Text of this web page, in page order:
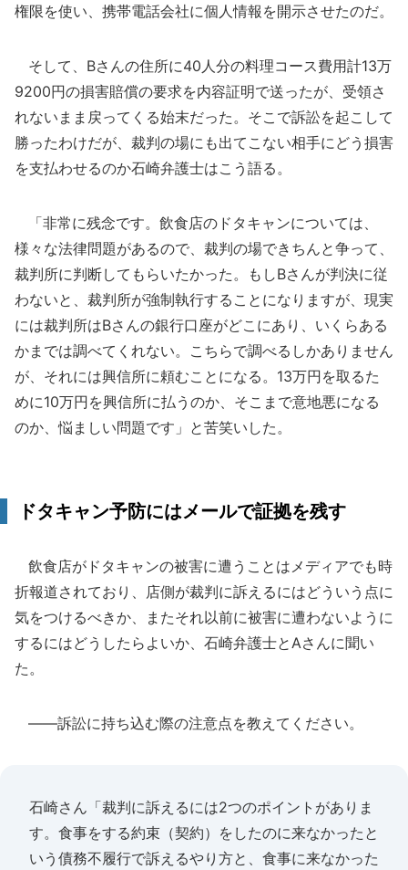
権限を使い、携帯電話会社に個人情報を開示させたのだ。
そして、Bさんの住所に40人分の料理コース費用計13万
9200円の損害賠償の要求を内容証明で送ったが、受領さ
れないまま戻ってくる始末だった。そこで訴訟を起こして
勝ったわけだが、裁判の場にも出てこない相手にどう損害
を支払わせるのか石崎弁護士はこう語る。
「非常に残念です。飲食店のドタキャンについては、
様々な法律問題があるので、裁判の場できちんと争って、
裁判所に判断してもらいたかった。もしBさんが判決に従
わないと、裁判所が強制執行することになりますが、現実
には裁判所はBさんの銀行口座がどこにあり、いくらある
かまでは調べてくれない。こちらで調べるしかありません
が、それには興信所に頼むことになる。13万円を取るた
めに10万円を興信所に払うのか、そこまで意地悪になる
のか、悩ましい問題です」と苦笑いした。
ドタキャン予防にはメールで証拠を残す
飲食店がドタキャンの被害に遭うことはメディアでも時
折報道されており、店側が裁判に訴えるにはどういう点に
気をつけるべきか、またそれ以前に被害に遭わないように
するにはどうしたらよいか、石崎弁護士とAさんに聞い
た。
――訴訟に持ち込む際の注意点を教えてください。
石崎さん「裁判に訴えるには2つのポイントがありま
す。食事をする約束（契約）をしたのに来なかったと
いう債務不履行で訴えるやり方と、食事に来なかった